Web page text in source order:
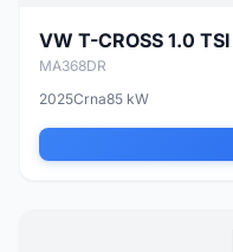
VW T-CROSS 1.0
MA368DR
2025Crna85 kW